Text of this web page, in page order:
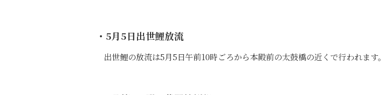
・5月5日出世鯉放流
出世鯉の放流は5月5日午前10時ごろから本殿前の太鼓橋の近くで行われます。